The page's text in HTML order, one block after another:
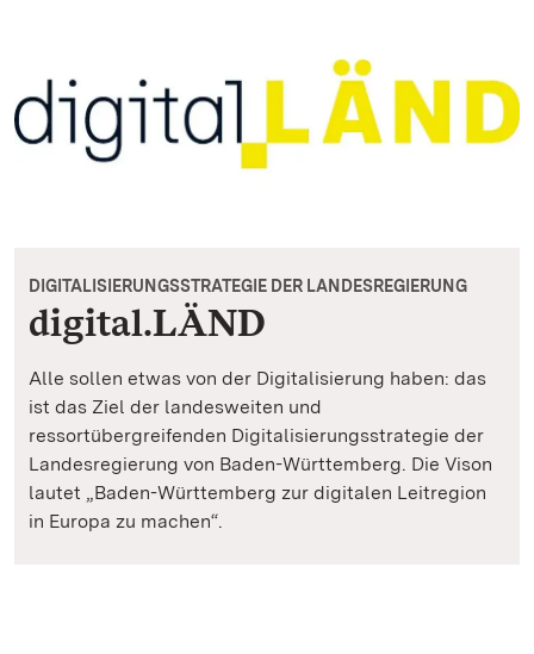
digital.LÄND
DIGITALISIERUNGSSTRATEGIE DER LANDESREGIERUNG
Alle sollen etwas von der Digitalisierung haben: das
ist das Ziel der landesweiten und
ressortübergreifenden Digitalisierungsstrategie der
Landesregierung von Baden-Württemberg. Die Vison
lautet „Baden-Württemberg zur digitalen Leitregion
in Europa zu machen“.